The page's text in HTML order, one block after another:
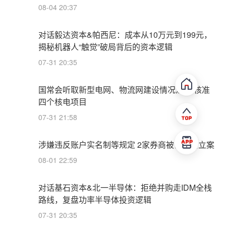
08-04 20:37
对话毅达资本&帕西尼：成本从10万元到199元，
揭秘机器人“触觉”破局背后的资本逻辑
07-31 20:35
国常会听取新型电网、物流网建设情况汇报 核准
四个核电项目
07-31 21:58
涉嫌违反账户实名制等规定 2家券商被证监会立案
08-01 22:59
对话基石资本&北一半导体：拒绝并购走IDM全栈
路线，复盘功率半导体投资逻辑
07-31 20:35